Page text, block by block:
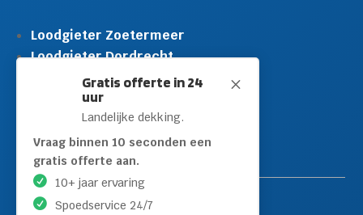
M
Gratis offerte in 24
uur
Landelijke dekking.
Vraag binnen 10 seconden een
gratis offerte aan.
10+ jaar ervaring
Spoedservice 24/7
Loodgieter Zoetermeer
Loodgieter Dordrecht
Loodgieter Rijswijk
Loodgieter Schiedam
Loodgieter Leidschendam
Loodgieter Hilversum